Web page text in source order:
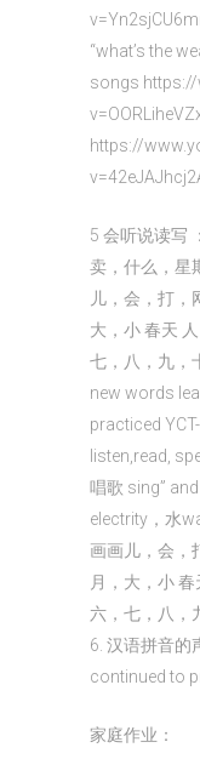
“what’s the
songs
https://
5 会听说读写
卖，什么，星
儿，会，打，
大，小 春天
七，八，九，
new words
practiced
listen,read,
唱歌 sing”
electrity，水
画画儿，会，
月，大，小
六，七，八，
6. 汉语拼音的
continued to
家庭作业：